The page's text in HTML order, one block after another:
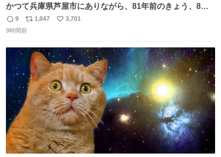
かつて兵庫県芦屋市にありながら、81年前のきょう、8月6
日の阪神大空襲の折に残念ながら焼失した、 #ゴッホ の幻
の「 #ヒマワリ 」。 当館は、東京都にある武者小路実篤記
り陶板で原寸大に再現し、2014年より展示しています。 #
大塚国際美術館
返
信
9
リ
ポ
ト
数
1,047
い
数
3,701
9時間前